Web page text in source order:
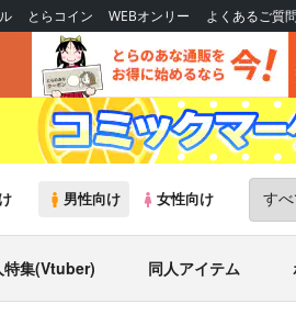
とらコイン WEBオンリー よくあるご質
男性向け 女性向け
特集(Vtuber) 同人アイテム